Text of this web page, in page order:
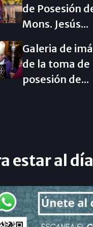
de Posesión
Mons. Jesús...
Galeria de
de la toma de
posesión de...
estar al día